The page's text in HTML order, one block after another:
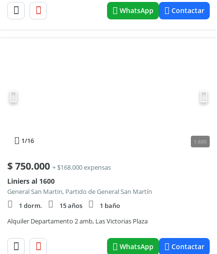
WhatsApp Contactar
1/16 1.600
$750.000 + $168.000 expensas
Liniers al 1600
General San Martin, Partido de General San Martín
1 dorm.
15 años
1 baño
Alquiler Departamento 2 amb, Las Victorias Plaza
WhatsApp Contactar